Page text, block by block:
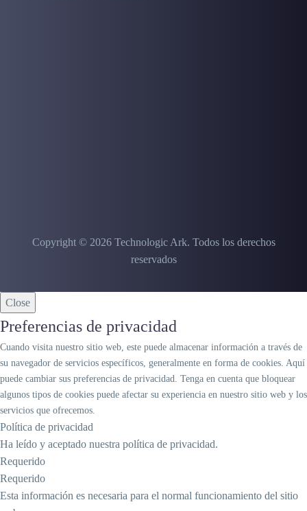
Copyright © 2026 Technologic Ark. Todos los derechos
reservados
Close
Preferencias de privacidad
Cuando visita nuestro sitio web, este puede almacenar información a través de
su navegador de servicios específicos, generalmente en forma de cookies. Aquí
puede cambiar sus preferencias de privacidad. Tenga en cuenta que bloquear
algunos tipos de cookies puede afectar su experiencia en nuestro sitio web y los
servicios que ofrecemos.
Política de privacidad
Ha leído y aceptado nuestra política de privacidad.
Requerido
Requerido
Esta información es necesaria para el normal funcionamiento del sitio